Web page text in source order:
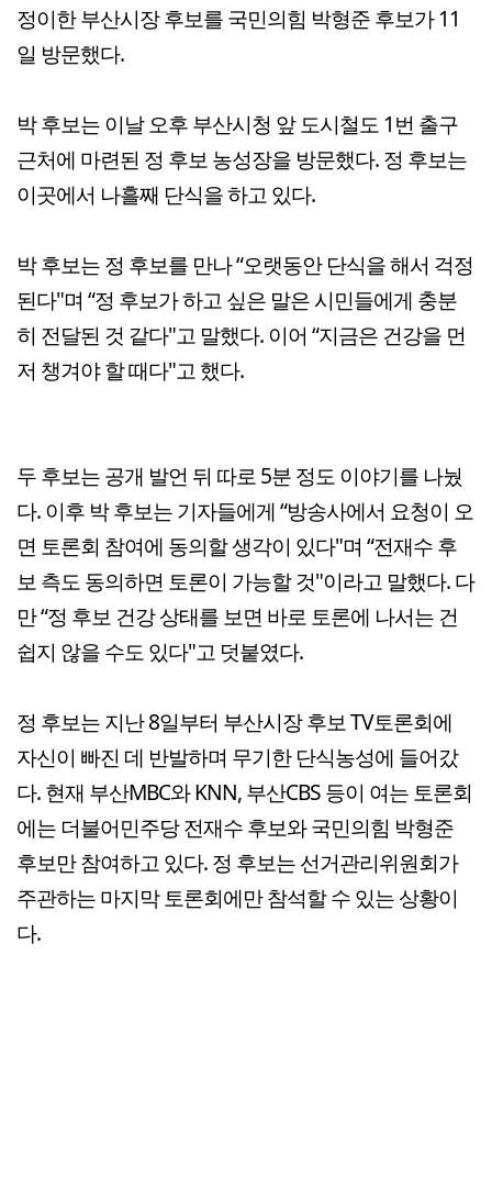
정이한 부산시장 후보를 국민의힘 박형준 후보가 11
일 방문했다.
박 후보는 이날 오후 부산시청 앞 도시철도 1번 출구
근처에 마련된 정 후보 농성장을 방문했다. 정 후보는
이곳에서 나흘째 단식을 하고 있다.
박 후보는 정 후보를 만나 “오랫동안 단식을 해서 걱정
된다"며 “정 후보가 하고 싶은 말은 시민들에게 충분
히 전달된 것 같다"고 말했다. 이어 “지금은 건강을 먼
저 챙겨야 할 때다"고 했다.
두 후보는 공개 발언 뒤 따로 5분 정도 이야기를 나눴
다. 이후 박 후보는 기자들에게 “방송사에서 요청이 오
면 토론회 참여에 동의할 생각이 있다"며 “전재수 후
보 측도 동의하면 토론이 가능할 것"이라고 말했다. 다
만 “정 후보 건강 상태를 보면 바로 토론에 나서는 건
쉽지 않을 수도 있다"고 덧붙였다.
정 후보는 지난 8일부터 부산시장 후보 TV토론회에
자신이 빠진 데 반발하며 무기한 단식농성에 들어갔
다. 현재 부산MBC와 KNN, 부산CBS 등이 여는 토론회
에는 더불어민주당 전재수 후보와 국민의힘 박형준
후보만 참여하고 있다. 정 후보는 선거관리위원회가
주관하는 마지막 토론회에만 참석할 수 있는 상황이
다.